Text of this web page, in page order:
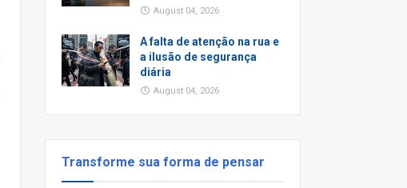
August 04, 2026
A falta de atenção na rua e
a ilusão de segurança
diária
August 04, 2026
Transforme sua forma de pensar